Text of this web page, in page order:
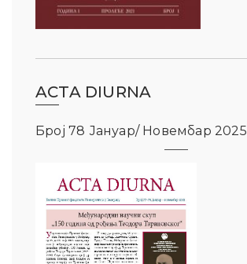
ACTA DIURNA
Број 78 Јануар/ Новембар 2025